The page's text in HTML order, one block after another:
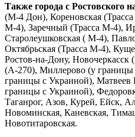
Также города с Ростовского
(М-4 Дон), Кореновская (Трасса
М-4), Заречный (Трасса М-4),
Старолеушковская ( М-4),
Октябрьская (Трасса М-4),
Ростов-на-Дону,
(А-270), Миллерово (у
границы с Украиной), Матвеев
границы с Украиной),
Таганрог, Азов, Курей, Ейск,
Новоминская, Каневская,
Новотитаровская.